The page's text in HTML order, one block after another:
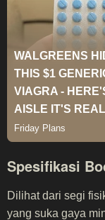
Spesifikasi
Dilihat dari segi
yang suka gaya